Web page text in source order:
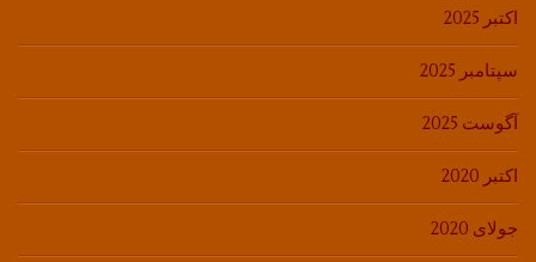
اکتبر 2025
سپتامبر 2025
آگوست 2025
اکتبر 2020
جولای 2020